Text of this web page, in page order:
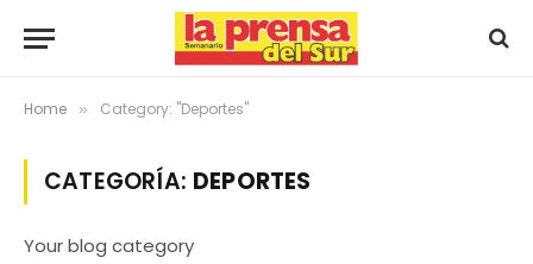
Home » Category: "Deportes"
CATEGORÍA: DEPORTES
Your blog category